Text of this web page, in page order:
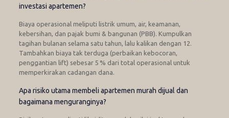
investasi apartemen?
Biaya operasional meliputi listrik umum, air, keamanan,
kebersihan, dan pajak bumi & bangunan (PBB). Kumpulkan
tagihan bulanan selama satu tahun, lalu kalikan dengan 12.
Tambahkan biaya tak terduga (perbaikan kebocoran,
penggantian lift) sebesar 5 % dari total operasional untuk
memperkirakan cadangan dana.
Apa risiko utama membeli apartemen murah dijual dan
bagaimana menguranginya?